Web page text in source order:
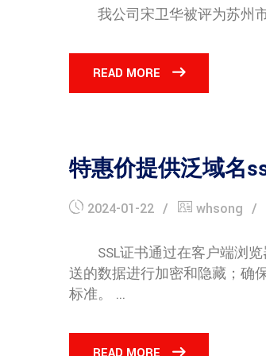
我公司宋卫华被评为苏州市
READ MORE
特惠价提供泛域名
2024-01-22 whsong
SSL证书通过在客户端浏览
送的数据进行加密和隐藏；确
标准。 ...